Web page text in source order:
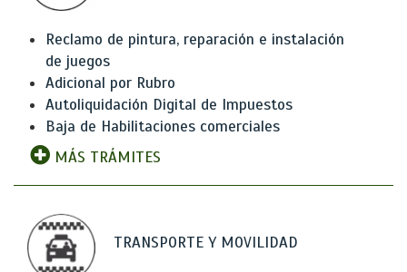
Reclamo de pintura, reparación e instalación
de juegos
Adicional por Rubro
Autoliquidación Digital de Impuestos
Baja de Habilitaciones comerciales
MÁS TRÁMITES
TRANSPORTE Y MOVILIDAD